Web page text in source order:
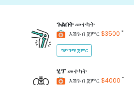
ጉልበትመተካት
እሽጉ በ ጀምር$3500 *
ግምገማ ጀምር
ሂፕመተካት
እሽጉ በ ጀምር$4000 *